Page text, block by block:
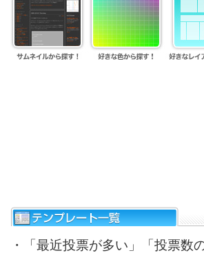
・「最近投票が多い」「投票数